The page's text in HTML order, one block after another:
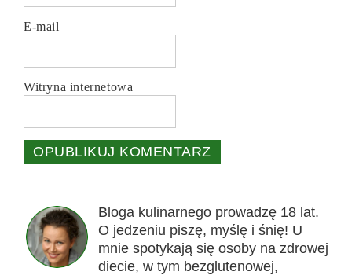
E-mail
Witryna internetowa
Bloga kulinarnego prowadzę 18 lat.
O jedzeniu piszę, myślę i śnię! U
mnie spotykają się osoby na zdrowej
diecie, w tym bezglutenowej,